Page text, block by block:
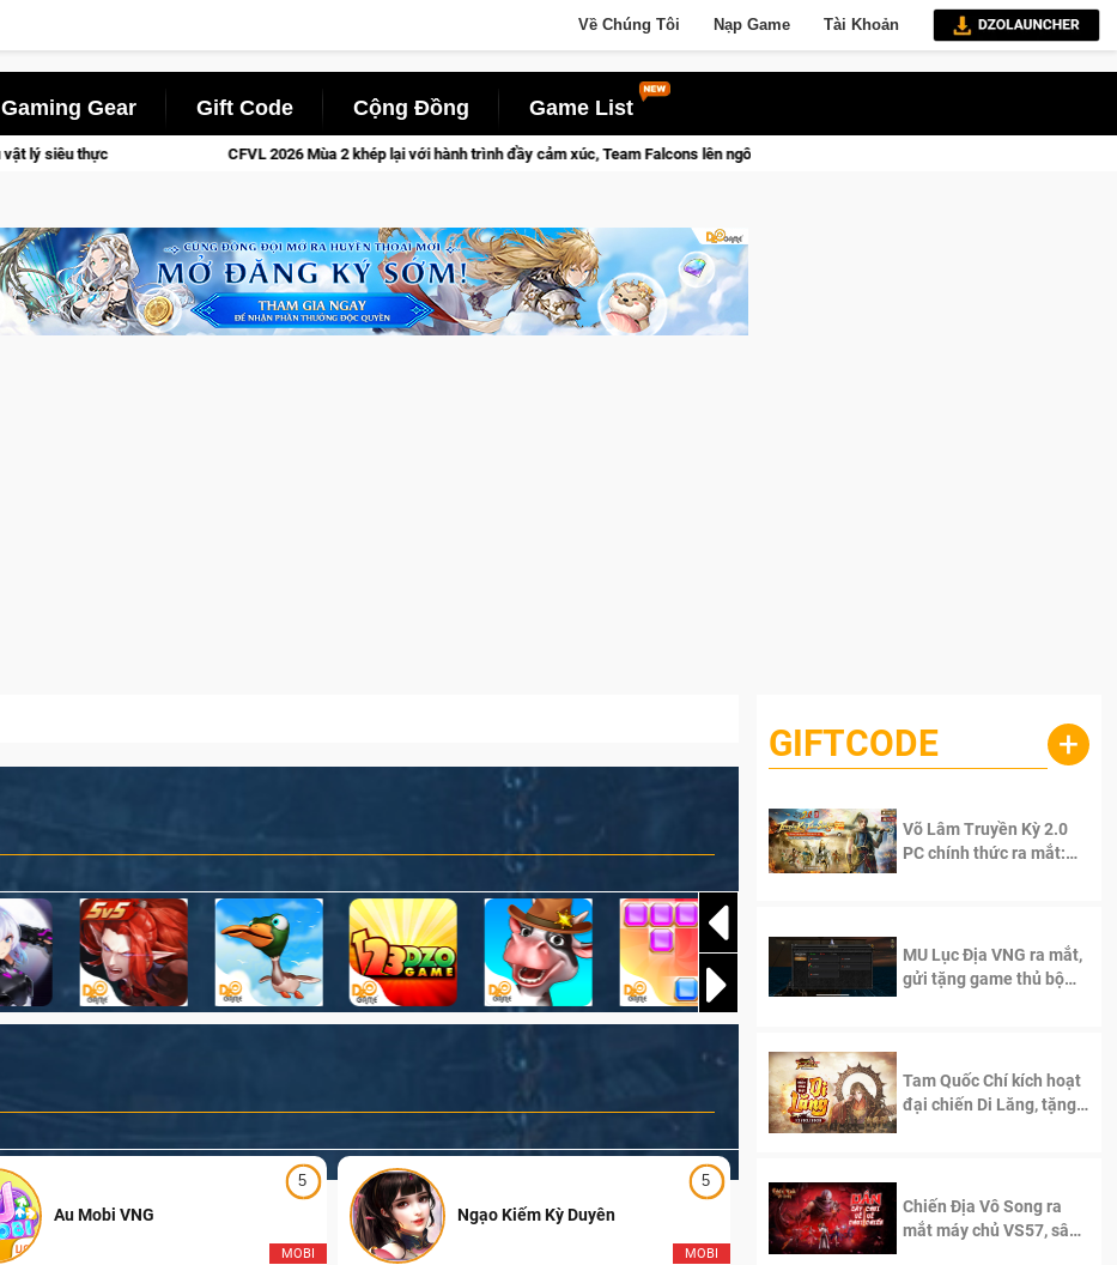
Về Chúng Tôi Nạp Game Tài Khoản
Gaming Gear Gift Code Cộng Đồng Game List
CFVL 2026 Mùa 2 khép lại với hành trình đầy cảm xúc, Team Falcons lên ngôi vô địch Trở thành "Đại ca Mèo" khuấy đảo thế giới ngầm trong Cat
5
MOBI
Au Mobi VNG
5
MOBI
Ngạo Kiếm Kỳ Duyên Ngạo Thiên Mobile
GIFTCODE +
Võ Lâm Truyền Kỳ 2.0
PC chính thức ra mắt:
MU Lục Địa VNG ra mắt,
gửi tặng game thủ bộ
Tam Quốc Chí kích hoạt
đại chiến Di Lăng, tặng
Chiến Địa Vô Song ra
mắt máy chủ VS57, sân